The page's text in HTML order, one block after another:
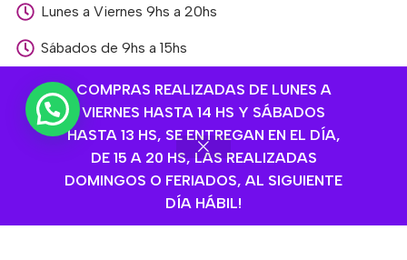
COMPRAS REALIZADAS DE LUNES A
VIERNES HASTA 14 HS Y SÁBADOS
HASTA 13 HS, SE ENTREGAN EN EL DÍA,
DE 15 A 20 HS, LAS REALIZADAS
DOMINGOS O FERIADOS, AL SIGUIENTE
DÍA HÁBIL!
Lunes a Viernes 9hs a 20hs
Sábados de 9hs a 15hs
Sucursal Libertador
1168893524
Av. del Libertador 1915, Vte. López, Provincia de
Buenos Aires
Lunes a Viernes de 9hs a 13hs / 16hs a 20hs